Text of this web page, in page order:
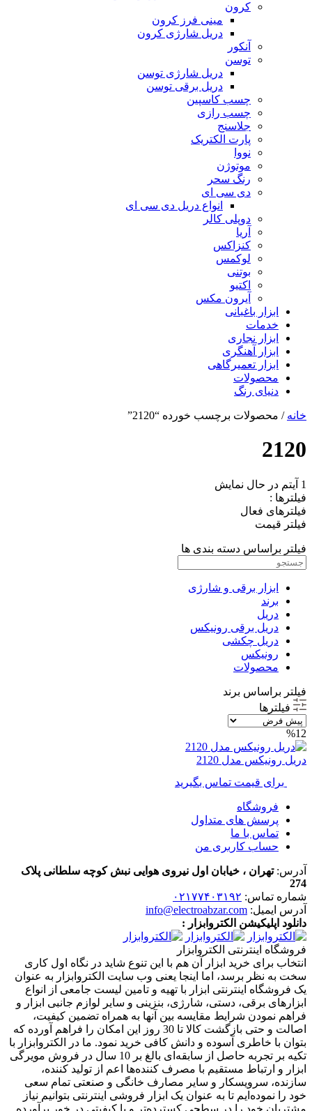
کرون
مینی فرز کرون
دریل شارژی کرون
آنکور
توسن
دریل شارژی توسن
دریل برقی توسن
چسب کاسپین
چسب رازی
جلاسنج
پارت الکتریک
نووا
موتوژن
رنگ سحر
دی سی ای
انواع دریل دی سی ای
دوپلی کالر
آریا
کنزاکس
لوکمس
بوتنی
اکتیو
آیرون مکس
ابزار باغبانی
خدمات
ابزار نجاری
ابزار آهنگری
ابزار تعمیرگاهی
محصولات
دنیای رنگ
خانه / محصولات برچسب خورده “2120”
2120
1 آیتم
در حال نمایش
فیلترها :
فیلترهای فعال
فیلتر قیمت
فیلتر براساس دسته بندی ها
ابزار برقی و شارژی
برند
دریل
دریل برقی رونیکس
دریل چکشی
رونیکس
محصولات
فیلتر براساس برند
فیلترها
%12
دریل رونیکس مدل 2120
برای قیمت تماس بگیرید
فروشگاه
پرسش های متداول
تماس با ما
حساب کاربری من
آدرس:تهران ، خیابان اول نیروی هوایی نبش کوچه سلطانی پلاک
274
شماره تماس: ۰۲۱۷۷۴۰۳۱۹۲
آدرس ایمیل: info@electroabzar.com
دانلود اپلیکیشن الکتروابزار :
فروشگاه اینترنتی الکتروابزار
انتخاب برای خرید ابزار آن هم با این تنوع شاید در نگاه اول کاری
سخت به نظر برسد، اما اینجا یعنی وب سایت الکتروابزار به عنوان
یک فروشگاه اینترنتی ابزار با تهیه و تامین لیست جامعی از انواع
ابزار‌های برقی، دستی، شارژی، بنزینی و سایر لوازم جانبی ابزار و
فراهم نمودن شرایط مقایسه بین آنها به همراه تضمین کیفیت،
اصالت و حتی بازگشت کالا تا 30 روز این امکان را فراهم آورده که
بتوان با خاطری آسوده و دانش کافی خرید نمود. ما در الکتروابزار با
تکیه بر تجربه حاصل از سابقه‌ای بالغ بر 10 سال در فروش مویرگی
ابزار و ارتباط مستقیم با مصرف کننده‌ها اعم از تولید کننده،
سازنده، سرویسکار و سایر مصارف خانگی و صنعتی تمام سعی
خود را نموده‌ایم تا به عنوان یک ابزار فروشی اینترنتی بتوانیم نیاز